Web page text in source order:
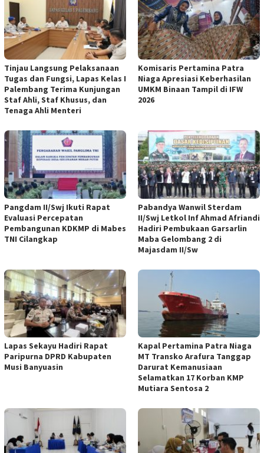
Tinjau Langsung Pelaksanaan
Tugas dan Fungsi, Lapas Kelas I
Palembang Terima Kunjungan
Staf Ahli, Staf Khusus, dan
Tenaga Ahli Menteri
Komisaris Pertamina Patra
Niaga Apresiasi Keberhasilan
UMKM Binaan Tampil di IFW
2026
Pangdam II/Swj Ikuti Rapat
Evaluasi Percepatan
Pembangunan KDKMP di Mabes
TNI Cilangkap
Pabandya Wanwil Sterdam
II/Swj Letkol Inf Ahmad Afriandi
Hadiri Pembukaan Garsarlin
Maba Gelombang 2 di
Majasdam II/Sw
Lapas Sekayu Hadiri Rapat
Paripurna DPRD Kabupaten
Musi Banyuasin
Kapal Pertamina Patra Niaga
MT Transko Arafura Tanggap
Darurat Kemanusiaan
Selamatkan 17 Korban KMP
Mutiara Sentosa 2